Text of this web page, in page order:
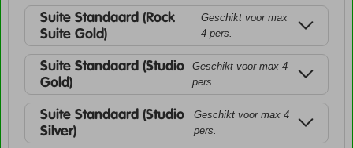
Suite Standaard (Rock
Suite Gold)
Geschikt voor max
4 pers.
Suite Standaard (Studio
Gold)
Geschikt voor max 4
pers.
Suite Standaard (Studio
Silver)
Geschikt voor max 4
pers.